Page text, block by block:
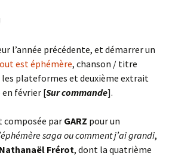
l’année précédente, et démarrer un
est éphémère, chanson / titre
plateformes et deuxième extrait
en février [Sur commande].
par GARZ pour un
saga ou comment j’ai grandi,
Nathanaël Frérot, dont la quatrième